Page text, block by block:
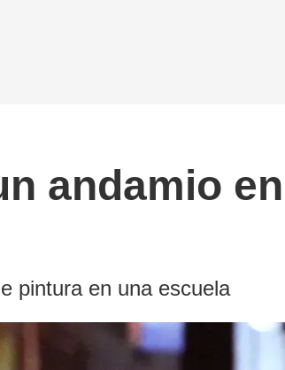
andamio
pintura en una escuela